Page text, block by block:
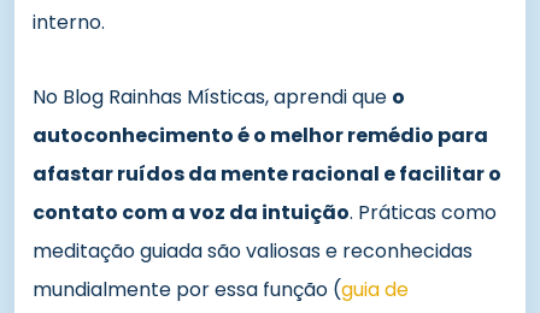
interno.
No Blog Rainhas Místicas, aprendi que o
autoconhecimento é o melhor remédio para
afastar ruídos da mente racional e facilitar o
contato com a voz da intuição. Práticas como
meditação guiada são valiosas e reconhecidas
mundialmente por essa função (guia de